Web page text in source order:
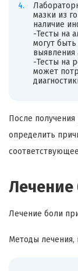
мазки из
наличие
-Тесты на
могут
выявления
-Тесты на
может
После получения
определить
Лечение
Лечение боли
Методы лечения,